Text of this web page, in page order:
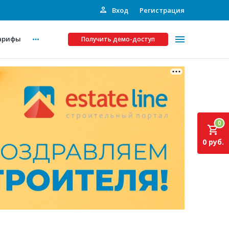
Вход Регистрация
Получить демо-доступ
Платные услуги
Рекламодателям
Инвестпроекты
Подписка на Базу
0
0 руб.